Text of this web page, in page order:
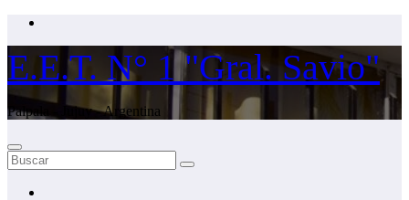
Saltar
contenido
E.E.T. N° 1 "Gral. Savio"
Palpala - Jujuy - Argentina